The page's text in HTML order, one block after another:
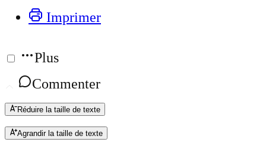
Imprimer
Plus
Commenter
Réduire la taille de texte
Agrandir la taille de texte